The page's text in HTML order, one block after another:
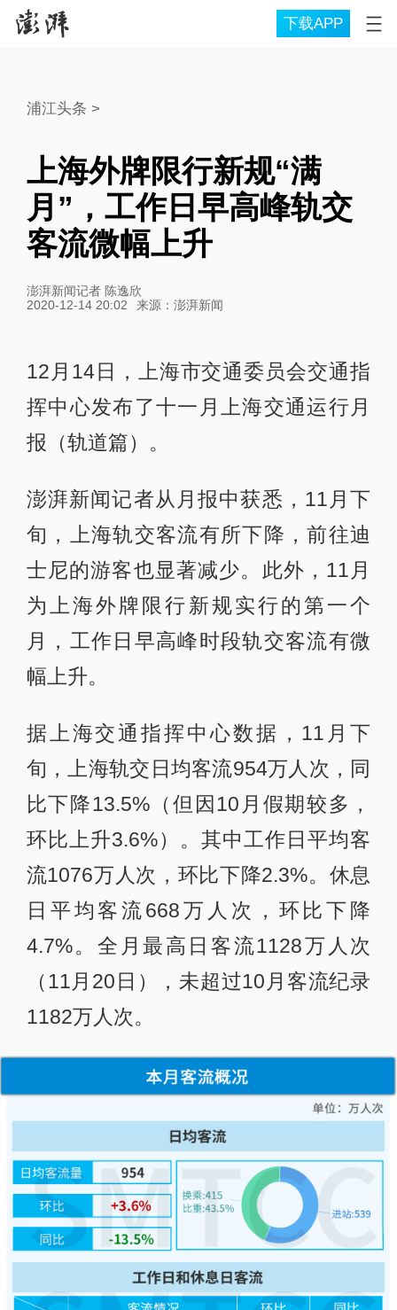
下载APP
浦江头条 >
上海外牌限行新规“满
月”，工作日早高峰轨交
客流微幅上升
澎湃新闻记者 陈逸欣
2020-12-14 20:02
来源： 澎湃新闻
12月14日，上海市交通委员会交通指
挥中心发布了十一月上海交通运行月
报（轨道篇）。
澎湃新闻记者从月报中获悉，11月下
旬，上海轨交客流有所下降，前往迪
士尼的游客也显著减少。此外，11月
为上海外牌限行新规实行的第一个
月，工作日早高峰时段轨交客流有微
幅上升。
据上海交通指挥中心数据，11月下
旬，上海轨交日均客流954万人次，同
比下降13.5%（但因10月假期较多，
环比上升3.6%）。其中工作日平均客
流1076万人次，环比下降2.3%。休息
日平均客流668万人次，环比下降
4.7%。全月最高日客流1128万人次
（11月20日），未超过10月客流纪录
1182万人次。